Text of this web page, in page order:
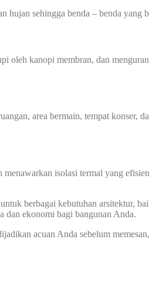
hujan sehingga benda – benda yang
oleh kanopi membran, dan
area bermain, tempat konser,
isolasi termal yang
berbagai kebutuhan arsitektur,
dan ekonomi bagi bangunan Anda.
acuan Anda sebelum memesan,